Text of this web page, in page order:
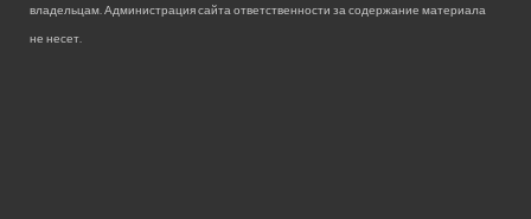
владельцам. Администрация сайта ответственности за содержание материала
не несет.